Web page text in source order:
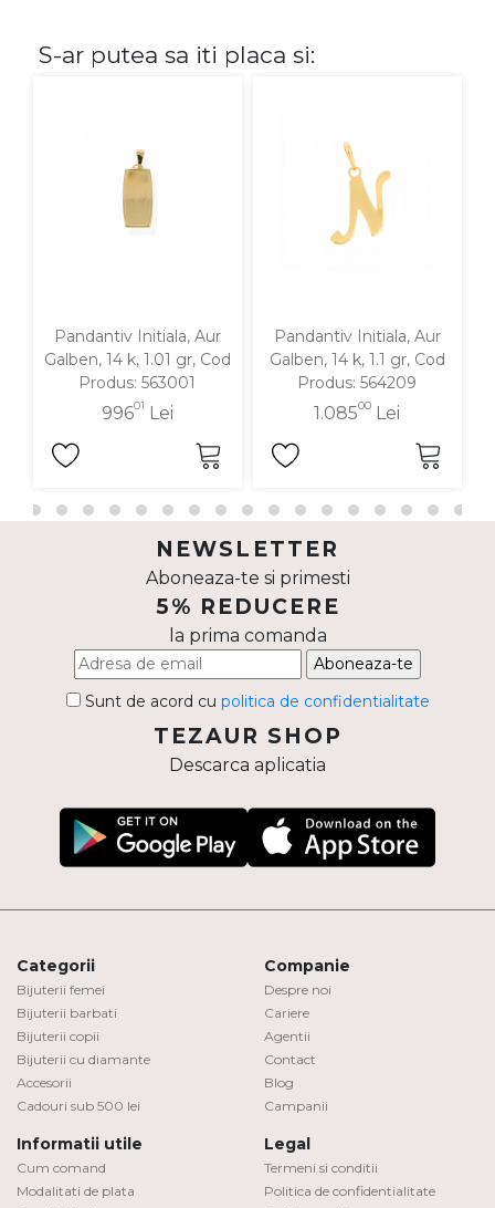
S-ar putea sa iti placa si:
Pandantiv Initiala, Aur
Galben, 14 k, 1.01 gr, Cod
Produs: 563001
99601 Lei
Pandantiv Initiala, Aur
Galben, 14 k, 1.1 gr, Cod
Produs: 564209
1.08500 Lei
NEWSLETTER
Aboneaza-te si primesti
5% REDUCERE
la prima comanda
Aboneaza-te
Sunt de acord cu politica de confidentialitate
TEZAUR SHOP
Descarca aplicatia
Categorii
Bijuterii femei
Bijuterii barbati
Bijuterii copii
Bijuterii cu diamante
Accesorii
Cadouri sub 500 lei
Companie
Despre noi
Cariere
Agentii
Contact
Blog
Campanii
Informatii utile
Cum comand
Modalitati de plata
Legal
Termeni si conditii
Politica de confidentialitate